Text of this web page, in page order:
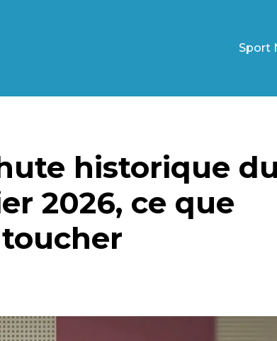
Sport
historique
2026, ce que